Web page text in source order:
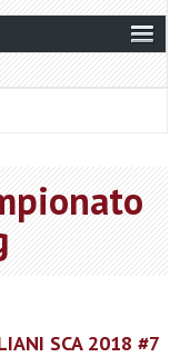
SCA 2018 #7